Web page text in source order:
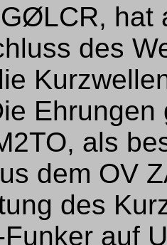
hat
des
als
dem OV
des
auf